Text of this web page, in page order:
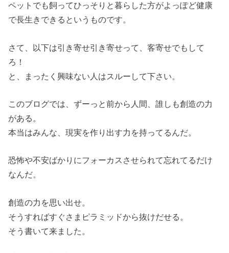
ペットでも飼ってひっそりと暮らした方がよっぽど健康
で長生きできるというものです。
さて、以下は引き寄せ引き寄せって、客寄せでもして
ろ！
と、まったく興味ない人はスルーして下さい。
このブログでは、ずーっと前から人間、誰しも創造の力
がある。
本当はみんな、現実を作り出す力を持ってるんだ。
恐怖や不安ばかりにフォーカスさせられて忘れてるだけ
なんだ。
創造の力を思い出せ。
そうすればすぐさまピラミッドから抜けだせる。
そう書いて来ました。